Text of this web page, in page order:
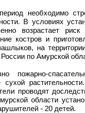
необходимо
В условиях
возрастает
костров и
на
по Амурской
пожарно-
сухой
проводят
области
- 20 детей.